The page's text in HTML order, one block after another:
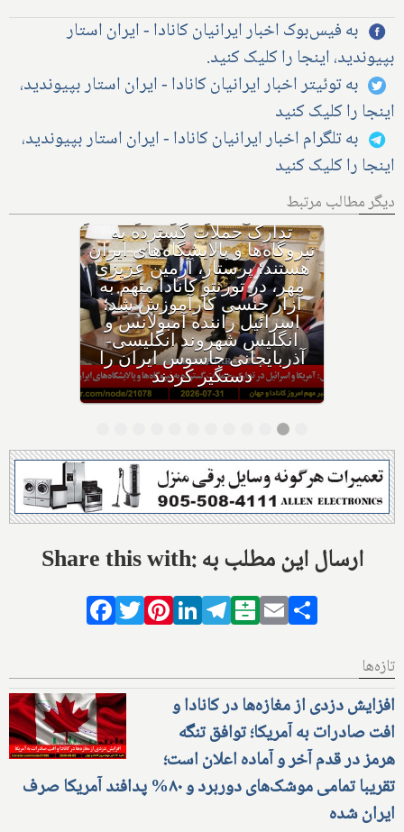
به فیس‌بوک اخبار ایرانیان کانادا - ایران استار
بپیوندید، اینجا را کلیک کنید.
به توئیتر اخبار ایرانیان کانادا - ایران استار بپیوندید،
اینجا را کلیک کنید
به تلگرام اخبار ایرانیان کانادا - ایران استار بپیوندید،
اینجا را کلیک کنید
دیگر مطالب مرتبط
با وجود حکم بازداشت، چگونه
هواپیمای نتانیاهو از فراز کانادا
گذشت؟ ترامپ پس از حمله
ایران به اردن: به شدت به
ایران حمله می‌کنیم؛ حوثی‌ها: از
تنگه باب‌المندب عوارض عبور
می‌گیریم
Share this with: ارسال این مطلب به
Facebook
TwitterPinterestLinkedIn
Telegram
Balatarin
Email
تازه‌ها
افزایش دزدی از مغازه‌ها در کانادا و
افت صادرات به آمریکا؛ توافق تنگه
هرمز در قدم آخر و آماده اعلان است؛
تقریبا تمامی موشک‌های دوربرد و ۸۰% پدافند آمریکا صرف
ایران شده